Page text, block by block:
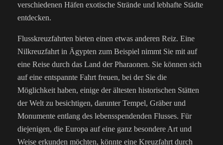
verschiedenen Häfen exotische Strände und lebhafte Städte
entdecken.
Flusskreuzfahrten bieten einen etwas anderen Reiz. Eine
Nilkreuzfahrt in Ägypten zum Beispiel nimmt Sie mit auf
eine Reise durch das Land der Pharaonen. Sie können sich
auf eine entspannte Fahrt freuen, bei der Sie die
Möglichkeit haben, einige der ältesten historischen Stätten
der Welt zu besichtigen, darunter Tempel, Gräber und
Monumente entlang des lebensspendenden Flusses. Für
diejenigen, die Europa auf eine ganz besondere Art und
Weise erkunden möchten, könnte eine Kreuzfahrt durch